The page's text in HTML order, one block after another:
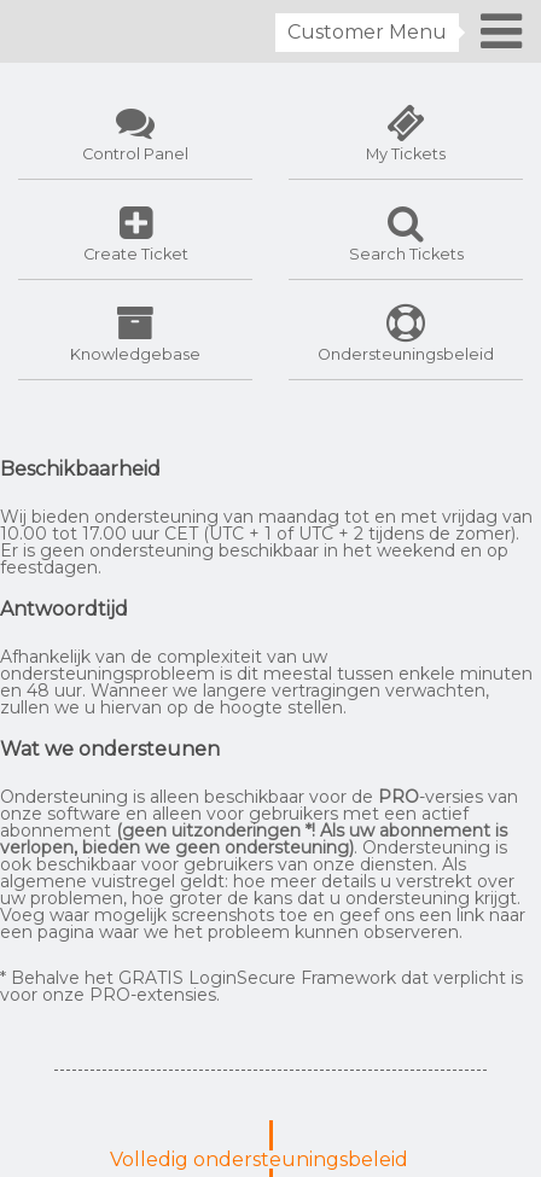
Customer Menu
Control Panel My Tickets
Create Ticket Search Tickets
Knowledgebase Ondersteuningsbeleid
Beschikbaarheid
Wij bieden ondersteuning van maandag tot en met vrijdag van
10.00 tot 17.00 uur CET (UTC + 1 of UTC + 2 tijdens de zomer).
Er is geen ondersteuning beschikbaar in het weekend en op
feestdagen.
Antwoordtijd
Afhankelijk van de complexiteit van uw
ondersteuningsprobleem is dit meestal tussen enkele minuten
en 48 uur. Wanneer we langere vertragingen verwachten,
zullen we u hiervan op de hoogte stellen.
Wat we ondersteunen
Ondersteuning is alleen beschikbaar voor de PRO-versies van
onze software en alleen voor gebruikers met een actief
abonnement (geen uitzonderingen *! Als uw abonnement is
verlopen, bieden we geen ondersteuning). Ondersteuning is
ook beschikbaar voor gebruikers van onze diensten. Als
algemene vuistregel geldt: hoe meer details u verstrekt over
uw problemen, hoe groter de kans dat u ondersteuning krijgt.
Voeg waar mogelijk screenshots toe en geef ons een link naar
een pagina waar we het probleem kunnen observeren.
* Behalve het GRATIS LoginSecure Framework dat verplicht is
voor onze PRO-extensies.
Volledig ondersteuningsbeleid